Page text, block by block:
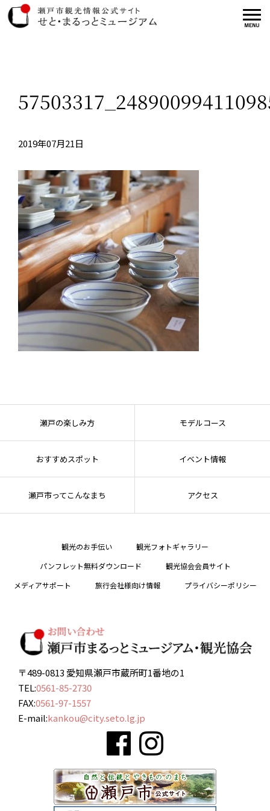
2019年07月21日
瀬戸の楽しみ方 モデルコース
おすすめスポット イベント情報
瀬戸市ってこんなまち アクセス
観光のお手伝い
観光フォトギャラリー
パンフレット無料ダウンロード
観光協会会員サイト
メディアサポート
旅行会社様向け情報 プライバシーポリシー
〒489-0813 愛知県瀬戸市蔵所町1番地の1
TEL:0561-85-2730
FAX:0561-97-1557
E-mail:kankou@city.seto.lg.jp